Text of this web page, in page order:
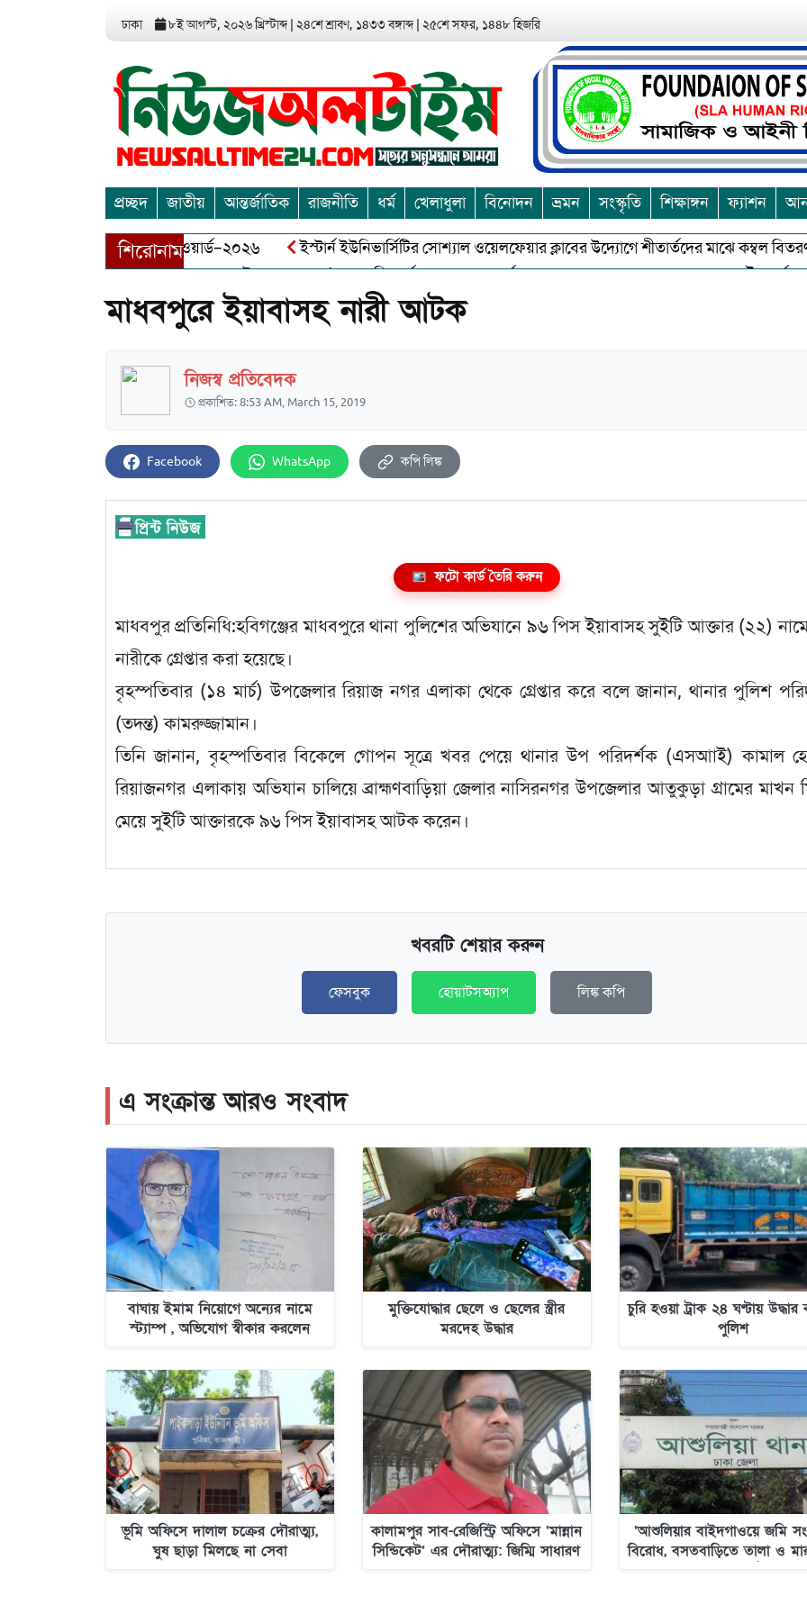
ঢাকা ৮ই আগস্ট, ২০২৬ খ্রিস্টাব্দ ২৪শে শ্রাবণ, ১৪৩৩ বঙ্গাব্দ ২৫শে সফর, ১৪৪৮ হিজরি
প্রচ্ছদ জাতীয় আন্তর্জাতিক রাজনীতি ধর্ম খেলাধুলা বিনোদন ভ্রমন সংস্কৃতি শিক্ষাঙ্গন ফ্যাশন
শিরোনাম
এন্ড এন্ট্রাপ্রেনিয়র অ্যাওয়ার্ড–২০২৬ ইস্টার্ন ইউনিভার্সিটির সোশ্যাল ওয়েলফেয়ার ক্লাবের উদ্যোগে শীতার্তদের মাঝে কম্বল বিতরণ
বীর মুক্তিযোদ্ধা আব্দুল খালেক এর ইন্তেকাল
আত্মশুদ্ধি অর্জন ও অশুভকে বর্জন করে সত্য,সুন্দরকে বরনে কলাপাড়ায় বৌদ্ধ
মাধবপুরে ইয়াবাসহ নারী আটক
নিজস্ব প্রতিবেদক
প্রকাশিত: 8:53 AM, March 15, 2019
Facebook WhatsApp কপি লিঙ্ক
ফটো কার্ড তৈরি করুন
মাধবপুর প্রতিনিধি:হবিগঞ্জের মাধবপুরে থানা পুলিশের অভিযানে ৯৬ পিস ইয়াবাসহ সুইটি আক্তার (২২)
নারীকে গ্রেপ্তার করা হয়েছে।
বৃহস্পতিবার (১৪ মার্চ) উপজেলার রিয়াজ নগর এলাকা থেকে গ্রেপ্তার করে বলে জানান, থানার পুলিশ
(তদন্ত) কামরুজ্জামান।
তিনি জানান, বৃহস্পতিবার বিকেলে গোপন সূত্রে খবর পেয়ে থানার উপ পরিদর্শক (এসআাই) কামাল
রিয়াজনগর এলাকায় অভিযান চালিয়ে ব্রাহ্মণবাড়িয়া জেলার নাসিরনগর উপজেলার আতুকুড়া গ্রামের মাখন
মেয়ে সুইটি আক্তারকে ৯৬ পিস ইয়াবাসহ আটক করেন।
খবরটি শেয়ার করুন
ফেসবুক হোয়াটসঅ্যাপ লিঙ্ক কপি
এ সংক্রান্ত আরও সংবাদ
বাঘায় ইমাম নিয়োগে অন্যের নামে
স্ট্যাম্প , অভিযোগ স্বীকার করলেন
মুক্তিযোদ্ধার ছেলে ও ছেলের স্ত্রীর
মরদেহ উদ্ধার
চুরি হওয়া ট্রাক ২৪ ঘণ্টায়
পুলিশ
ভূমি অফিসে দালাল চক্রের দৌরাত্ম্য,
ঘুষ ছাড়া মিলছে না সেবা
কালামপুর সাব-রেজিস্ট্রি অফিসে ‘মান্নান
সিন্ডিকেট’ এর দৌরাত্ম্য: জিম্মি সাধারণ
‘আশুলিয়ার বাইদগাওয়ে জমি
বিরোধ, বসতবাড়িতে তালা ও